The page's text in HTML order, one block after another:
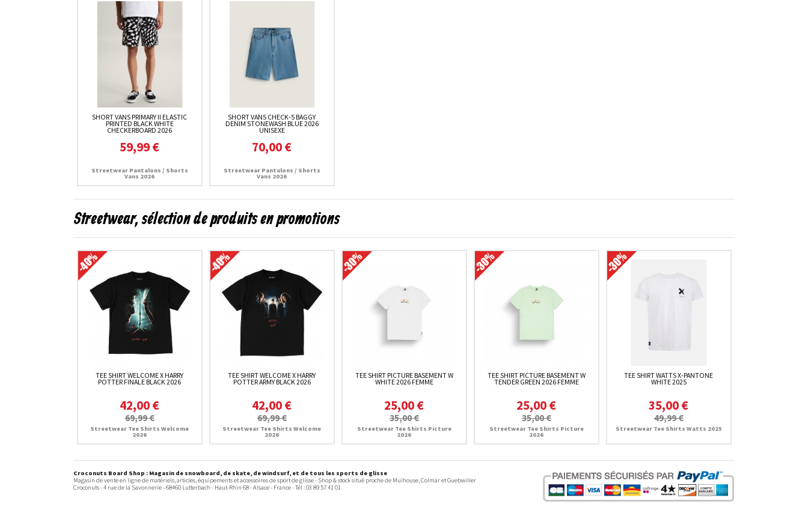
SHORT VANS PRIMARY II ELASTIC
PRINTED BLACK WHITE
CHECKERBOARD 2026
59,99 €
Streetwear Pantalons / Shorts
Vans 2026
SHORT VANS CHECK-5 BAGGY
DENIM STONEWASH BLUE 2026
UNISEXE
70,00 €
Streetwear Pantalons / Shorts
Vans 2026
Streetwear, sélection de produits en promotions
TEE SHIRT WELCOME X HARRY
POTTER FINALE BLACK 2026
42,00 €
69,99 €
Streetwear Tee Shirts Welcome
2026
TEE SHIRT WELCOME X HARRY
POTTER ARMY BLACK 2026
42,00 €
69,99 €
Streetwear Tee Shirts Welcome
2026
TEE SHIRT PICTURE BASEMENT W
WHITE 2026 FEMME
25,00 €
35,00 €
Streetwear Tee Shirts Picture
2026
TEE SHIRT PICTURE BASEMENT W
TENDER GREEN 2026 FEMME
25,00 €
35,00 €
Streetwear Tee Shirts Picture
2026
TEE SHIRT WATTS X-PANTONE
WHITE 2025
35,00 €
49,99 €
Streetwear Tee Shirts Watts 2025
Croconuts Board Shop : Magasin de snowboard, de skate, de windsurf, et de tous les sports de glisse
Magasin de vente en ligne de matériels, articles, équipements et accessoires de sport de glisse - Shop & stock situé proche de Mulhouse, Colmar et Guebwiller
Croconuts -4 rue de la Savonnerie-68460 Lutterbach - Haut-Rhin 68 -Alsace- France- Tél :03 89 57 41 01